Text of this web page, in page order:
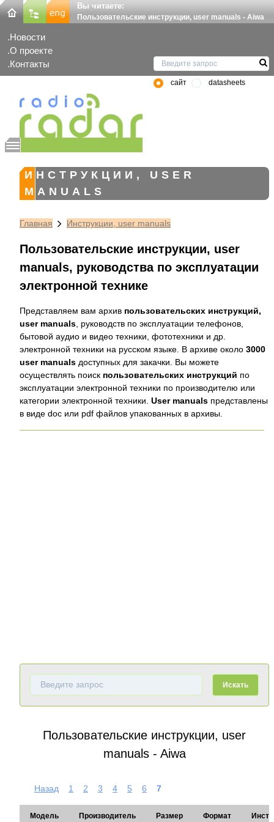
Вы читаете:
Пользовательские инструкции, user manuals - Aiwa
Новости
О проекте
Контакты
сайт datasheets
ИНСТРУКЦИИ, USER
MANUALS
Главная Инструкции, user manuals
Пользовательские инструкции, user
manuals, руководства по эксплуатации
электронной технике
Представляем вам архив пользовательских инструкций,
user manuals , руководств по эксплуатации телефонов,
бытовой аудио и видео техники, фототехники и др.
электронной техники на русском языке. В архиве около 3000
user manuals доступных для закачки. Вы можете
осуществлять поиск пользовательских инструкций по
эксплуатации электронной техники по производителю или
категории электронной техники. User manuals представлены
в виде doc или pdf файлов упакованных в архивы.
Искать
Пользовательские инструкции, user
manuals - Aiwa
Назад 1 2 3 4 5 6 7
Модель Производитель Размер Формат